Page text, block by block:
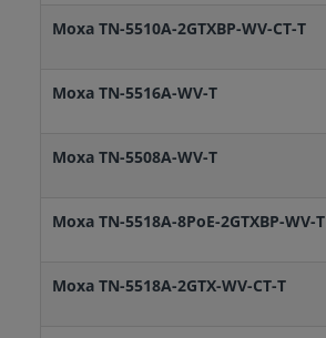
Moxa TN-5510A-2GTXBP-WV-CT-T
Moxa TN-5516A-WV-T
Moxa TN-5508A-WV-T
Moxa TN-5518A-8PoE-2GTXBP-WV-T
Moxa TN-5518A-2GTX-WV-CT-T